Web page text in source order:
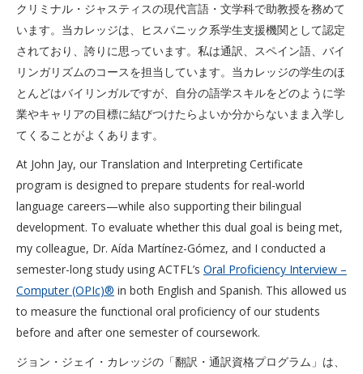
クリミナル・ジャスティスの現代言語・文学科で助教授を務めて
います。当カレッジは、ヒスパニック系学生支援機関として認定
されており、誇りに思っています。私は通訳、スペイン語、バイ
リンガリズムのコースを担当しています。当カレッジの学生のほ
とんどはバイリンガルですが、自分の語学スキルをどのように学
業やキャリアの目標に結びつけたらよいか分からないまま入学し
てくることがよくあります。
At John Jay, our Translation and Interpreting Certificate
program is designed to prepare students for real-world
language careers—while also supporting their bilingual
development. To evaluate whether this dual goal is being met,
my colleague, Dr. Aída Martínez-Gómez, and I conducted a
semester-long study using ACTFL’s Oral Proficiency Interview –
Computer (OPIc)® in both English and Spanish. This allowed us
to measure the functional oral proficiency of our students
before and after one semester of coursework.
ジョン・ジェイ・カレッジの「翻訳・通訳資格プログラム」は、